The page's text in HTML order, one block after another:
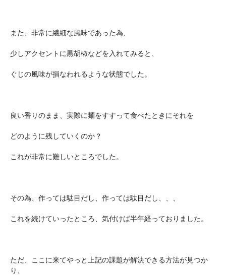
また、非常に繊細な風味であった為、
少しアクセントに黒胡椒などを入れてみると、
ぐじの風味が損なわれるような状態でした。
良い香りのまま、実際に麺をすすって食べたときにそれを
どのように残していくのか？
これが非常に難しいところでした。
その為、作っては駄目だし、作っては駄目だし、、、
これを続けていったところ、気付けば半年経っておりました。
ただ、ここに来てやっと上記の課題が解決できる方法が見つか
り、